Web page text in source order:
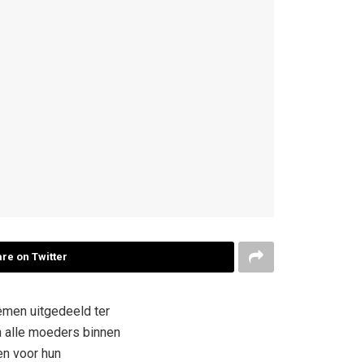
on Twitter
uitgedeeld ter
alle moeders binnen
voor hun